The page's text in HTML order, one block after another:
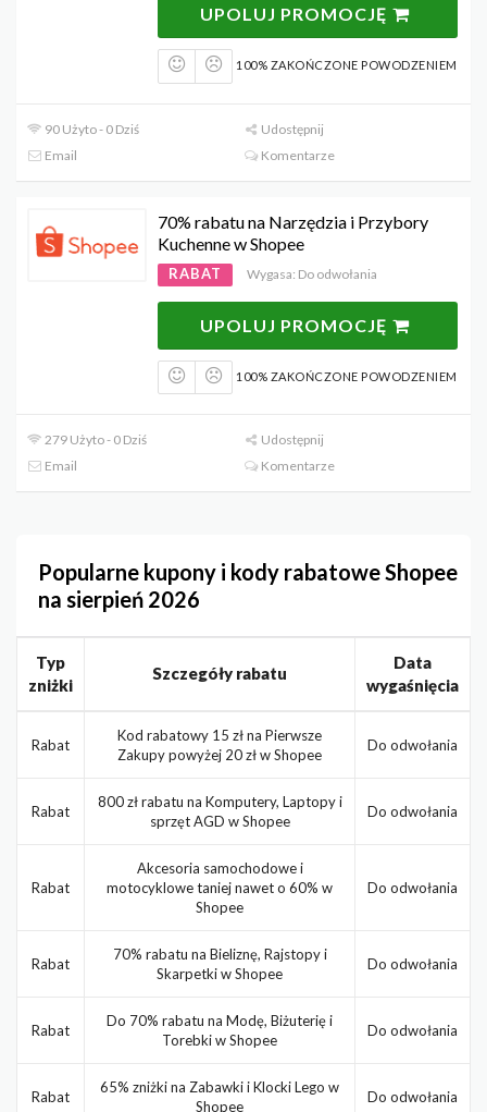
UPOLUJ PROMOCJĘ
100% ZAKOŃCZONE POWODZENIEM
90 Użyto - 0 Dziś
Udostępnij
Email
Komentarze
70% rabatu na Narzędzia i Przybory
Kuchenne w Shopee
RABAT Wygasa: Do odwołania
UPOLUJ PROMOCJĘ
100% ZAKOŃCZONE POWODZENIEM
279 Użyto - 0 Dziś
Udostępnij
Email
Komentarze
Popularne kupony i kody rabatowe Shopee
na sierpień 2026
Typ
zniżki
Szczegóły rabatu
Data
wygaśnięcia
Rabat
Kod rabatowy 15 zł na Pierwsze
Zakupy powyżej 20 zł w Shopee
Do odwołania
Rabat
800 zł rabatu na Komputery, Laptopy i
sprzęt AGD w Shopee
Do odwołania
Rabat
Akcesoria samochodowe i
motocyklowe taniej nawet o 60% w
Shopee
Do odwołania
Rabat
70% rabatu na Bieliznę, Rajstopy i
Skarpetki w Shopee
Do odwołania
Rabat
Do 70% rabatu na Modę, Biżuterię i
Torebki w Shopee
Do odwołania
Rabat
65% zniżki na Zabawki i Klocki Lego w
Shopee
Do odwołania